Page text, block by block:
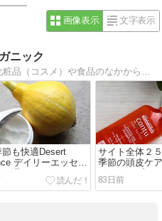
画像表示 文字表示
ニック
節も快適Desert
デイリーエッセン
保湿クリーム
サイト全体２
季節の頭皮ケ
グシャンプー
83日前